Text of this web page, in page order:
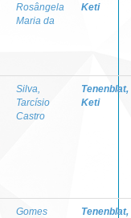
Rosângela
Maria da
Keti
Silva,
Tarcísio
Castro
Tenenblat,
Keti
Gomes
Tenenblat,